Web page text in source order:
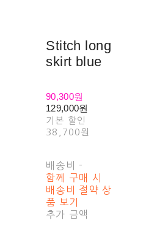
Stitch long
skirt blue
90,300원
129,000원
기본 할인
38,700원
배송비 -
함께 구매 시
배송비 절약 상
품 보기
추가 금액